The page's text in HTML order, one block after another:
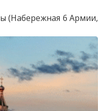
(Набережная 6 Армии,